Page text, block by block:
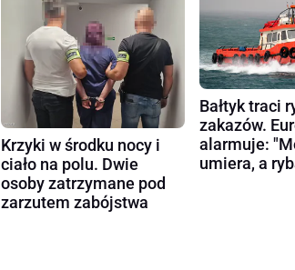
Krzyki w środku nocy i
ciało na polu. Dwie
osoby zatrzymane pod
zarzutem zabójstwa
Bałtyk traci
zakazów.
alarmuje:
umiera, a